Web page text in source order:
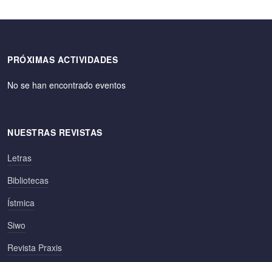
PRÓXIMAS ACTIVIDADES
No se han encontrado eventos
NUESTRAS REVISTAS
Letras
Bibliotecas
Ístmica
Siwo
Revista Praxis